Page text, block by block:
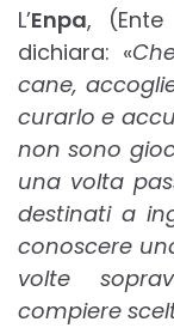
L’Enpa, (Ente
dichiara: «
cane,
curarlo e
non sono
una volta
destinati a
conoscere
volte
compiere